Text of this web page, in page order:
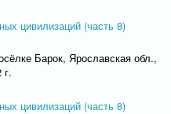
Барок, Ярославская обл.,
г.